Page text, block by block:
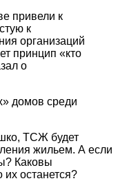
привели к
к
организаций
принцип «кто
о
домов среди
ТСЖ будет
жильем. А если
Каковы
останется?